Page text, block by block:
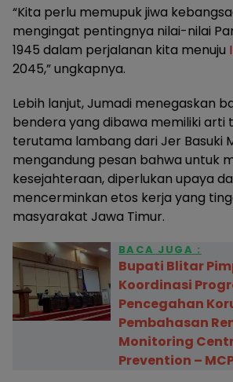
“Kita perlu memupuk jiwa
mengingat pentingnya nilai-nilai
1945 dalam perjalanan kita menuju
2045,” ungkapnya.
Lebih lanjut, Jumadi menegaskan
bendera yang dibawa memiliki arti
terutama lambang dari Jer Basuki
mengandung pesan bahwa untuk
kesejahteraan, diperlukan upaya
mencerminkan etos kerja yang
masyarakat Jawa Timur.
BACA JUGA :
Bupati Blitar
Koordinasi
Pencegahan
Pembahasan
Monitoring
Prevention –